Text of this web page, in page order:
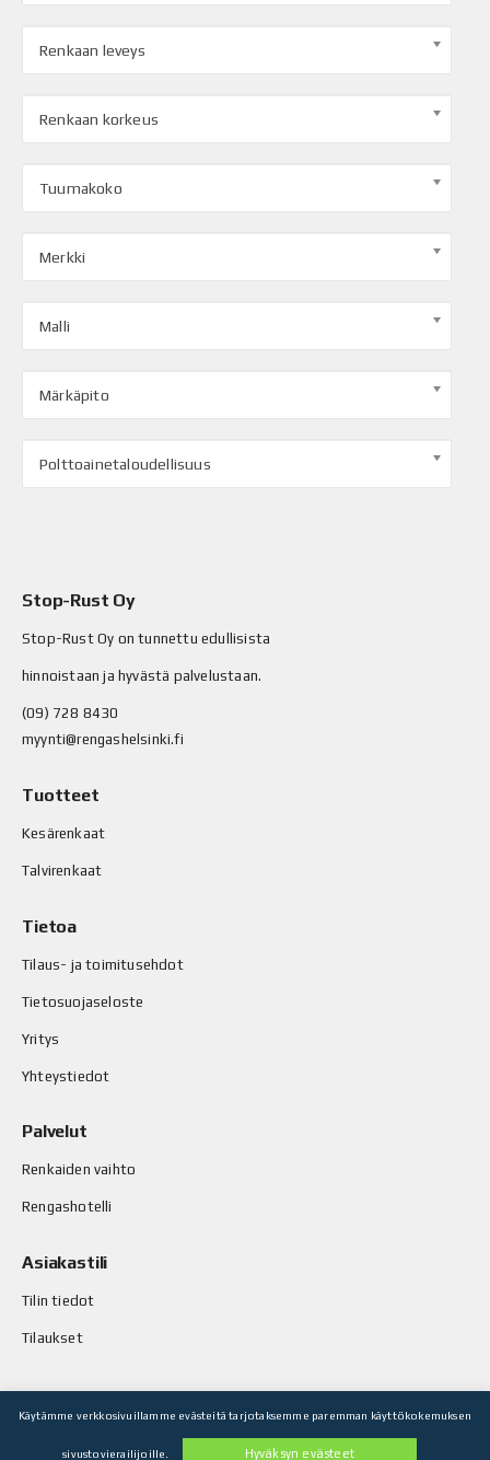
Renkaan leveys
Renkaan korkeus
Tuumakoko
Merkki
Malli
Märkäpito
Polttoainetaloudellisuus
Stop-Rust Oy
Stop-Rust Oy on tunnettu edullisista
hinnoistaan ja hyvästä palvelustaan.
(09) 728 8430
myynti@rengashelsinki.fi
Tuotteet
Kesärenkaat
Talvirenkaat
Tietoa
Tilaus- ja toimitusehdot
Tietosuojaseloste
Yritys
Yhteystiedot
Palvelut
Renkaiden vaihto
Rengashotelli
Asiakastili
Tilin tiedot
Tilaukset
© Stop-Rust Oy. Kaikki oikeudet pidätetään.
Käytämme verkkosivuillamme evästeitä tarjotaksemme paremman käyttökokemuksen
sivustovierailijoille. Hyväksyn evästeet